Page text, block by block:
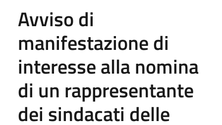
Avviso di
manifestazione di
interesse alla nomina
di un rappresentante
dei sindacati delle